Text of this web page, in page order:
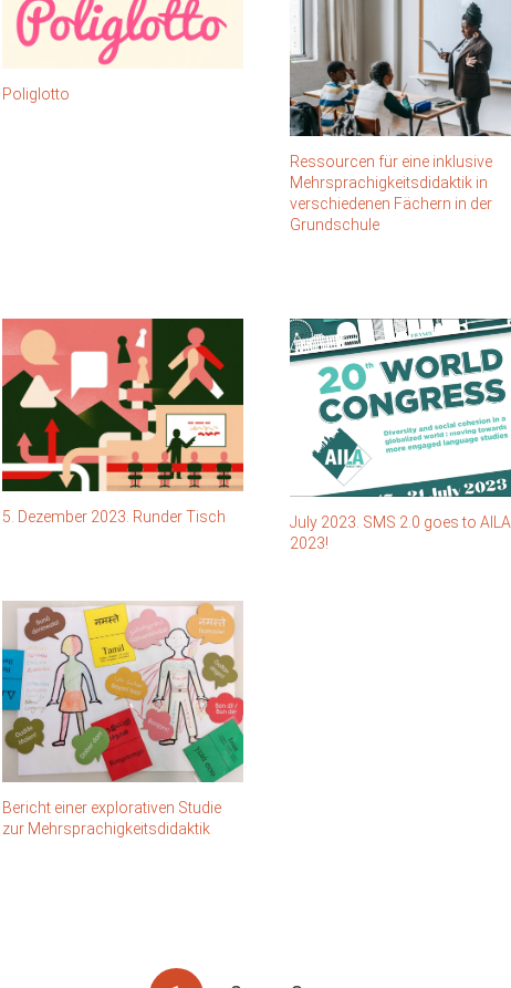
Poliglotto
Ressourcen für eine inklusive
Mehrsprachigkeitsdidaktik in
verschiedenen Fächern in der
Grundschule
5. Dezember 2023. Runder Tisch
July 2023. SMS 2.0 goes to AILA
2023!
Bericht einer explorativen Studie
zur Mehrsprachigkeitsdidaktik